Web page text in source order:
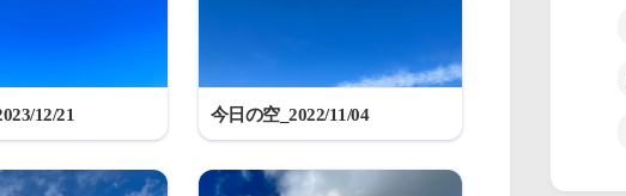
12/21 今日の空_2022/11/04